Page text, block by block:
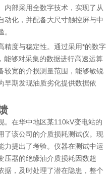
内部采用全数字技术，实现了从
动化，并配备大尺寸触控屏与中
精度与稳定性。通过采用*的数字
能够对采集的数据进行高速运算
较宽的介损测量范围，能够敏锐
早期发现油质劣化提供数据依
。在华中地区某110kV变电站的
了该公司的介质损耗测试仪。现
力提出了考验。仪器在测试中运
压器的绝缘油介质损耗因数超
据，及时处理了潜在隐患，整个